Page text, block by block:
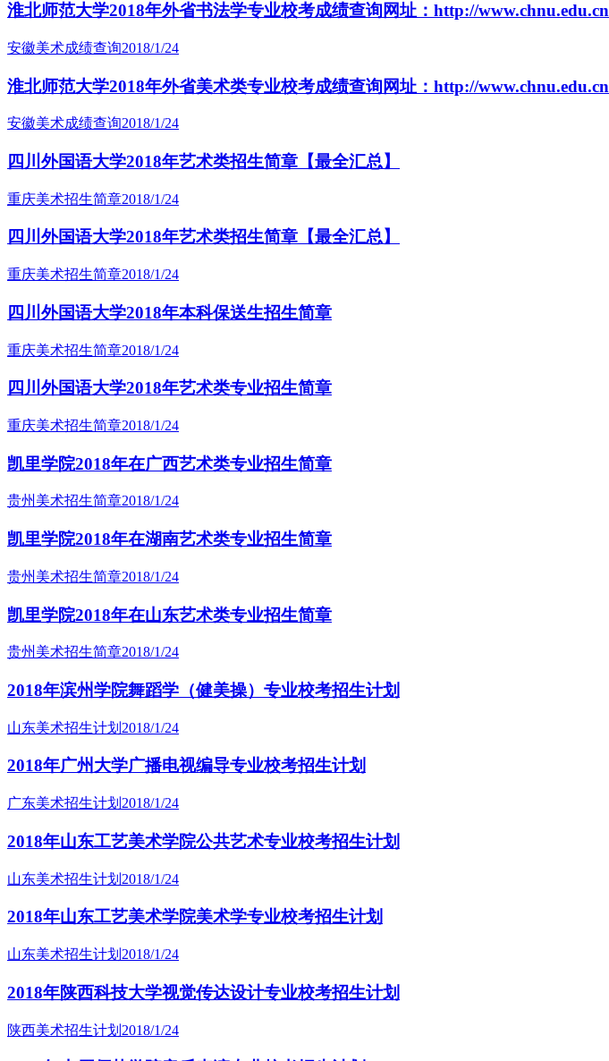
淮北师范大学2018年外省书法学专业校考成绩查询网址：http://www.chnu.edu.cn
安徽美术成绩查询2018/1/24
淮北师范大学2018年外省美术类专业校考成绩查询网址：http://www.chnu.edu.cn
安徽美术成绩查询2018/1/24
四川外国语大学2018年艺术类招生简章【最全汇总】
重庆美术招生简章2018/1/24
四川外国语大学2018年艺术类招生简章【最全汇总】
重庆美术招生简章2018/1/24
四川外国语大学2018年本科保送生招生简章
重庆美术招生简章2018/1/24
四川外国语大学2018年艺术类专业招生简章
重庆美术招生简章2018/1/24
凯里学院2018年在广西艺术类专业招生简章
贵州美术招生简章2018/1/24
凯里学院2018年在湖南艺术类专业招生简章
贵州美术招生简章2018/1/24
凯里学院2018年在山东艺术类专业招生简章
贵州美术招生简章2018/1/24
2018年滨州学院舞蹈学（健美操）专业校考招生计划
山东美术招生计划 2018/1/24
2018年广州大学广播电视编导专业校考招生计划
广东美术招生计划 2018/1/24
2018年山东工艺美术学院公共艺术专业校考招生计划
山东美术招生计划 2018/1/24
2018年山东工艺美术学院美术学专业校考招生计划
山东美术招生计划 2018/1/24
2018年陕西科技大学视觉传达设计专业校考招生计划
陕西美术招生计划 2018/1/24